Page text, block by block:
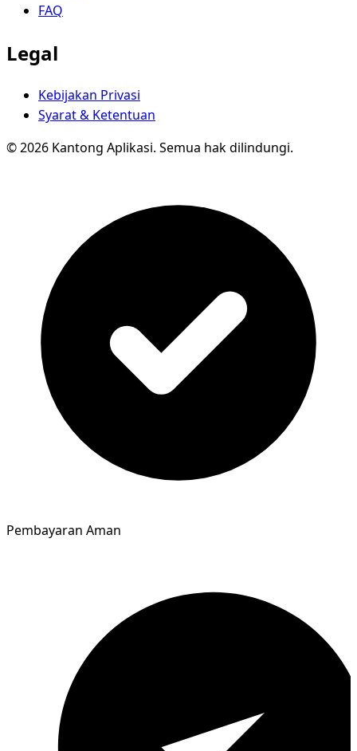
FAQ
Legal
Kebijakan Privasi
Syarat & Ketentuan
© 2026 Kantong Aplikasi. Semua hak dilindungi.
Pembayaran Aman